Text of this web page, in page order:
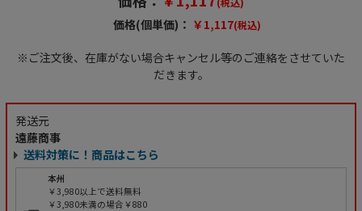
価格(個単価)： ￥1,117(税込)
※ご注文後、在庫がない場合キャンセル等のご連絡をさせていた
だきます。
発送元
遠藤商事
送料対策に！商品はこちら
本州
￥3,980以上で送料無料
￥3,980未満の場合￥880